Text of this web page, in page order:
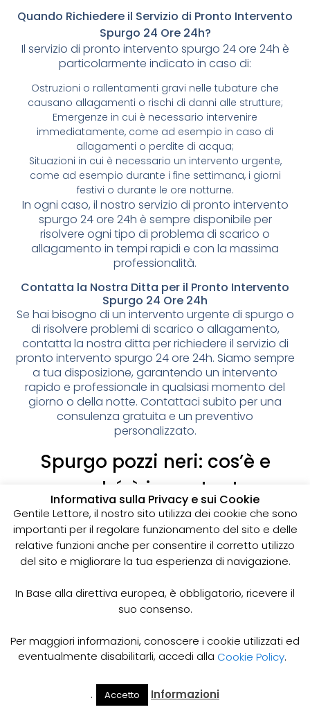
Quando Richiedere il Servizio di Pronto Intervento
Spurgo 24 Ore 24h?
Il servizio di pronto intervento spurgo 24 ore 24h è
particolarmente indicato in caso di:
Ostruzioni o rallentamenti gravi nelle tubature che
causano allagamenti o rischi di danni alle strutture;
Emergenze in cui è necessario intervenire
immediatamente, come ad esempio in caso di
allagamenti o perdite di acqua;
Situazioni in cui è necessario un intervento urgente,
come ad esempio durante i fine settimana, i giorni
festivi o durante le ore notturne.
In ogni caso, il nostro servizio di pronto intervento
spurgo 24 ore 24h è sempre disponibile per
risolvere ogni tipo di problema di scarico o
allagamento in tempi rapidi e con la massima
professionalità.
Contatta la Nostra Ditta per il Pronto Intervento
Spurgo 24 Ore 24h
Se hai bisogno di un intervento urgente di spurgo o
di risolvere problemi di scarico o allagamento,
contatta la nostra ditta per richiedere il servizio di
pronto intervento spurgo 24 ore 24h. Siamo sempre
a tua disposizione, garantendo un intervento
rapido e professionale in qualsiasi momento del
giorno o della notte. Contattaci subito per una
consulenza gratuita e un preventivo
personalizzato.
Spurgo pozzi neri: cos’è e
perché è importante
I pozzi neri sono delle strutture sotterranee utilizzate
per la raccolta delle acque reflue domestiche,
soprattutto in zone dove non è disponibile un
sistema di smaltimento delle acque fognarie. Lo
spurgo dei pozzi neri è un’operazione essenziale
e prevenire il rischio di allagamenti, cattivi odori e
infezioni.
Come funziona lo spurgo dei pozzi neri
Lo spurgo dei pozzi neri viene effettuato mediante
specifiche, in grado di aspirare e rimuovere le
acque reflue e i sedimenti accumulati all’interno del
Cerca Il Mio
Informativa sulla Privacy e sui Cookie
Gentile Lettore, il nostro sito utilizza dei cookie che sono
importanti per il regolare funzionamento del sito e delle
relative funzioni anche per consentire il corretto utilizzo
del sito e migliorare la tua esperienza di navigazione.
In Base alla direttiva europea, è obbligatorio, ricevere il
suo consenso.
Per maggiori informazioni, conoscere i cookie utilizzati ed
eventualmente disabilitarli, accedi alla Cookie Policy.
. Accetto Informazioni